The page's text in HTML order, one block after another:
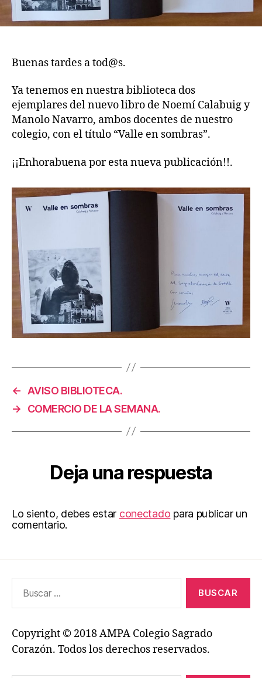
Buenas tardes a tod@s.
Ya tenemos en nuestra biblioteca dos
ejemplares del nuevo libro de Noemí Calabuig y
Manolo Navarro, ambos docentes de nuestro
colegio, con el título “Valle en sombras”.
¡¡Enhorabuena por esta nueva publicación!!.
←
AVISO BIBLIOTECA.
→
COMERCIO DE LA SEMANA.
Deja una respuesta
Lo siento, debes estar conectado para publicar un
comentario.
Copyright © 2018 AMPA Colegio Sagrado
Corazón. Todos los derechos reservados.